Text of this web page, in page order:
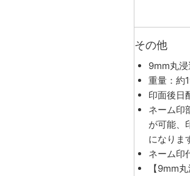
その他
9mm丸浸
重量：約
印面後日
ネーム印
が可能、
になりま
ネーム印
【9mm